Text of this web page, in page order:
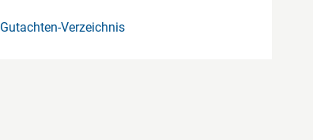
Gutachten-Verzeichnis